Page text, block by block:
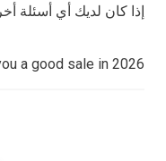
إذا كان لديك أي أسئلة
a good sale in 2026!